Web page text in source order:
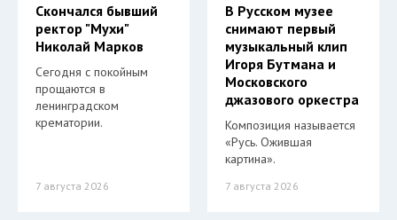
Скончался бывший
ректор "Мухи"
Николай Марков
Сегодня с покойным
прощаются в
ленинградском
крематории.
7 августа 2026
В Русском музее
снимают первый
музыкальный клип
Игоря Бутмана и
Московского
джазового оркестра
Композиция называется
«Русь. Ожившая
картина».
7 августа 2026